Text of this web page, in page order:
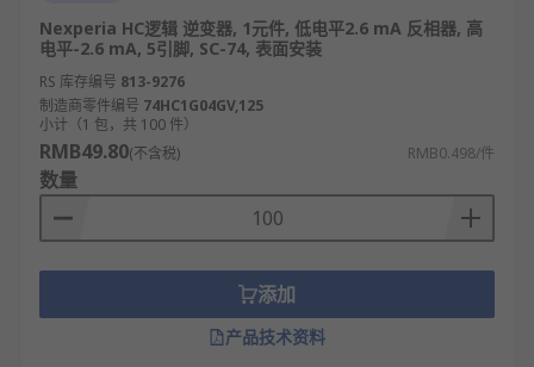
电压产生低逻辑。
反相器的类型
反相器芯片有多种类型，例如：
六反相器：六反相器是一种包含六个反相器的
集成电路。反相器是数字电子产品的基础。许
多复杂的数字器件都使用反相器，包括多路复
用器、解码器、和状态机。六反相器有多种作
用，但是也可以负责清除嘈杂信号、添加小延
迟、电平移位、在逻辑系列之间转换，或作为
模拟放大器。六反相器还可使用双极晶体管制
Nexperia HC逻辑 逆变器, 1元件, 低电平2.6 mA 反相器, 高
电平-2.6 mA, 5引脚, SC-74, 表面安装
RS 库存编号 813-9276
制造商零件编号 74HC1G04GV,125
小计（1 包，共 100 件）
RMB49.80(不含税) RMB0.498/件
数量
添加
产品技术资料